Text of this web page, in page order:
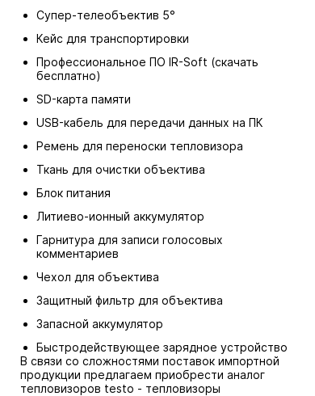
Супер-телеобъектив 5°
Кейс для транспортировки
Профессиональное ПО IR-Soft (скачать
бесплатно)
SD-карта памяти
USB-кабель для передачи данных на ПК
Ремень для переноски тепловизора
Ткань для очистки объектива
Блок питания
Литиево-ионный аккумулятор
Гарнитура для записи голосовых
комментариев
Чехол для объектива
Защитный фильтр для объектива
Запасной аккумулятор
Быстродействующее зарядное устройство
В связи со сложностями поставок импортной
продукции предлагаем приобрести аналог
тепловизоров testo - тепловизоры